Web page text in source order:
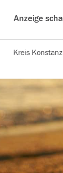
Anzeige
Kreis Konstanz